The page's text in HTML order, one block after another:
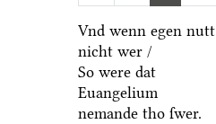
Vnd wenn egen nutt
nicht wer /
So were dat
Euangelium
nemande tho ſwer.